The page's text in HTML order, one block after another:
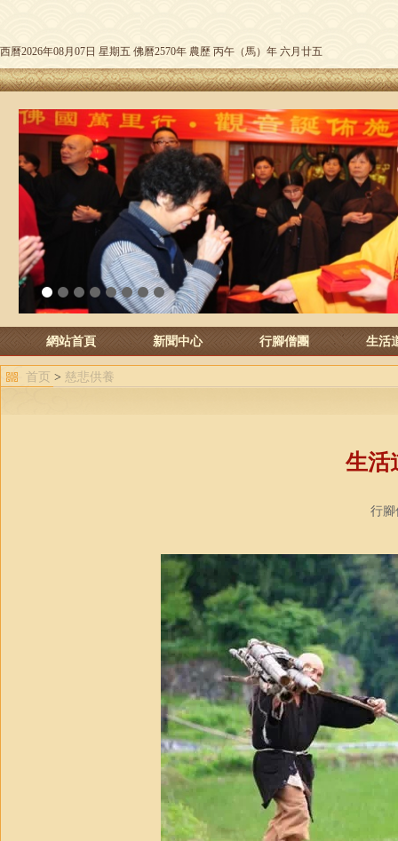
西曆2026年08月07日 星期五 佛曆2570年 農歷 丙午（馬）年 六月廿五
3 4 5 6 7 8
網站首頁 新聞中心 行腳僧團 生活
首页 > 慈悲供養
生活
行腳